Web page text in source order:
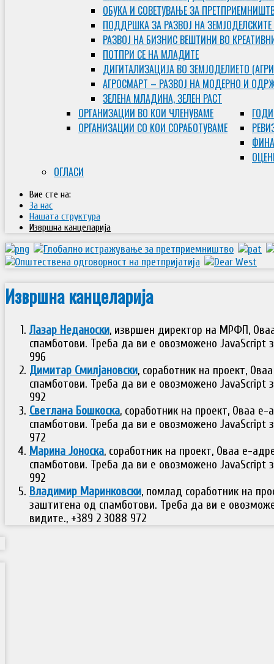
ОБУКА И СОВЕТУВАЊЕ ЗА
ПОДДРШКА ЗА РАЗВОЈ НА
РАЗВОЈ НА БИЗНИС ВЕШТИНИ ВО
ПОТПРИ СЕ НА МЛАДИТЕ
ДИГИТАЛИЗАЦИЈА ВО ЗЕМЈОДЕЛИЕТО
АГРОСМАРТ – РАЗВОЈ НА МОДЕРНО И
ЗЕЛЕНА МЛАДИНА, ЗЕЛЕН РАСТ
ОРГAНИЗАЦИИ ВО КОИ ЧЛЕНУВАМЕ
ОРГАНИЗАЦИИ СО КОИ СОРАБОТУВАМЕ
ОГЛАСИ
Вие сте на:
За нас
Нашата структура
Извршна канцеларија
Извршна канцеларија
Лазар Неданоски, извршен директор на МРФП,
спамботови. Треба да ви е овозможено JavaScript
996
Димитар Смилјановски, соработник на проект,
спамботови. Треба да ви е овозможено JavaScript
992
Светлана Бошкоска, соработник на проект, Оваа е-
спамботови. Треба да ви е овозможено JavaScript
972
Марина Јоноска, соработник на проект, Оваа е-
спамботови. Треба да ви е овозможено JavaScript
992
Владимир Маринковски, помлад соработник на
заштитена од спамботови. Треба да ви е
видите., +389 2 3088 972